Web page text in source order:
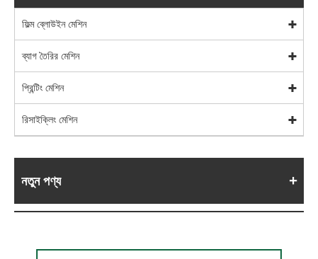
ফিল্ম ব্লোউইন মেশিন
ব্যাগ তৈরির মেশিন
প্রিন্টিং মেশিন
রিসাইক্লিং মেশিন
নতুন পণ্য